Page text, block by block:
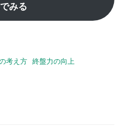
みる
考え方 終盤力の向上